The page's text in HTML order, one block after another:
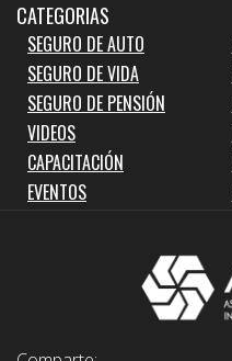
CATEGORIAS
SEGURO DE AUTO
SEGURO DE VIDA
SEGURO DE PENSIÓN
VIDEOS
CAPACITACIÓN
EVENTOS